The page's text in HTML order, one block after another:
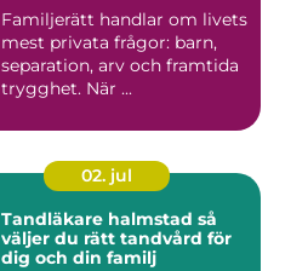
Familjerätt handlar om livets
mest privata frågor: barn,
separation, arv och framtida
trygghet. När ...
02. jul
Tandläkare halmstad så
väljer du rätt tandvård för
dig och din familj